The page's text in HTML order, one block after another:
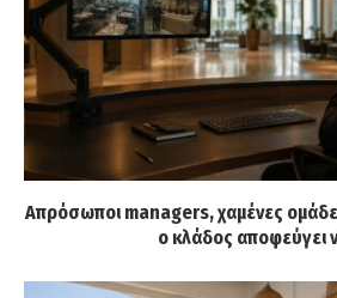
Απρόσωποι managers, χαμένες
ο κλάδος αποφεύγει